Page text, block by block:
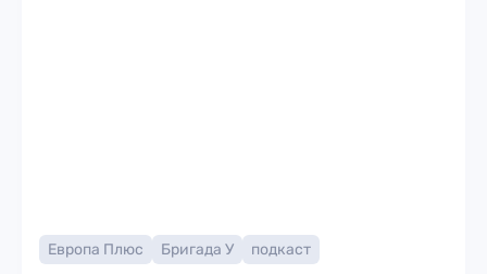
Европа Плюс Бригада У подкаст